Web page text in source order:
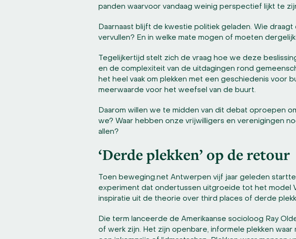
panden waarvoor vandaag weinig perspectief lijkt te
Daarnaast blijft de kwestie politiek geladen. Wie
vervullen? En in welke mate mogen of moeten
Tegelijkertijd stelt zich de vraag hoe we deze
en de complexiteit van de uitdagingen rond
het heel vaak om plekken met een geschiedenis voor
meerwaarde voor het weefsel van de buurt.
Daarom willen we te midden van dit debat oproepen
we? Waar hebben onze vrijwilligers en verenigingen
allen?
‘Derde plekken’ op de retour
Toen beweging.net Antwerpen vijf jaar geleden
experiment dat ondertussen uitgroeide tot het model
inspiratie uit de theorie over third places of derde
Die term lanceerde de Amerikaanse socioloog Ray
of werk zijn. Het zijn openbare, informele plekken